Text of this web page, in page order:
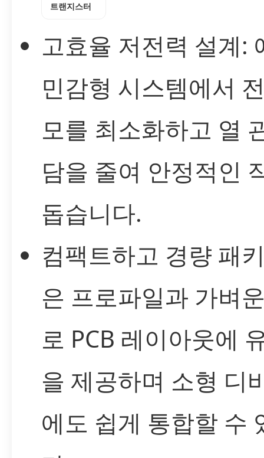
트랜지스터
고효율 저전력 설계:
민감형 시스템에서
모를 최소화하고 열
담을 줄여 안정적인
돕습니다.
컴팩트하고 경량 패
은 프로파일과 가벼
로 PCB 레이아웃에
을 제공하며 소형 디
에도 쉽게 통합할 수